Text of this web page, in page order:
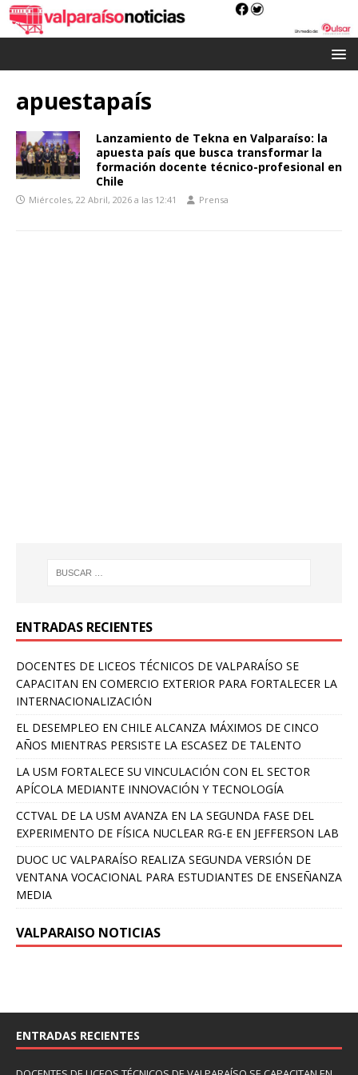
apuestapaís
Lanzamiento de Tekna en Valparaíso: la
apuesta país que busca transformar la
formación docente técnico-profesional en
Chile
Miércoles, 22 Abril, 2026 a las 12:41 Prensa
ENTRADAS RECIENTES
DOCENTES DE LICEOS TÉCNICOS DE VALPARAÍSO SE
CAPACITAN EN COMERCIO EXTERIOR PARA FORTALECER LA
INTERNACIONALIZACIÓN
EL DESEMPLEO EN CHILE ALCANZA MÁXIMOS DE CINCO
AÑOS MIENTRAS PERSISTE LA ESCASEZ DE TALENTO
LA USM FORTALECE SU VINCULACIÓN CON EL SECTOR
APÍCOLA MEDIANTE INNOVACIÓN Y TECNOLOGÍA
CCTVAL DE LA USM AVANZA EN LA SEGUNDA FASE DEL
EXPERIMENTO DE FÍSICA NUCLEAR RG-E EN JEFFERSON LAB
DUOC UC VALPARAÍSO REALIZA SEGUNDA VERSIÓN DE
VENTANA VOCACIONAL PARA ESTUDIANTES DE ENSEÑANZA
MEDIA
VALPARAISO NOTICIAS
ENTRADAS RECIENTES